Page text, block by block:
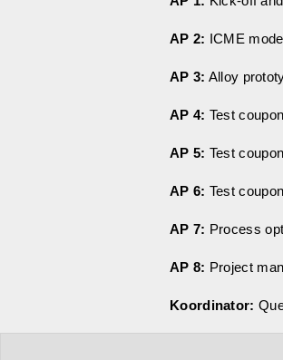
AP 2: ICME
AP 3: Alloy
AP 4: Test
AP 5: Test
AP 6: Test
AP 7: Process
AP 8: Project
Koordinator: